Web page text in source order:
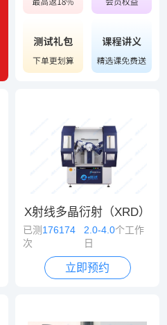
X射线多晶衍射（XRD）
已测 176174
次
2.0-4.0个工作
日
立即预约